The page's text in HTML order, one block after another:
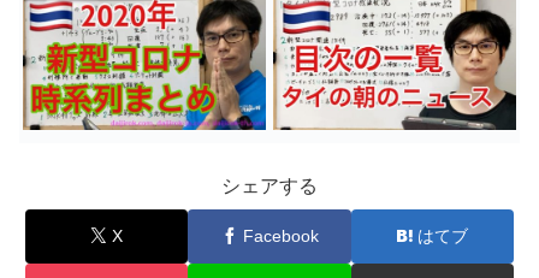
シェアする
X Facebook はてブ